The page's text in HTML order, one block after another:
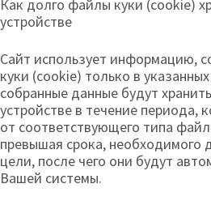
Как долго файлы куки (cookie)
устройстве
Сайт использует информацию,
куки (cookie) только в
собранные данные будут
устройстве в течение периода,
от соответствующего типа
превышая срока, необходимого
цели, после чего они будут
Вашей системы.